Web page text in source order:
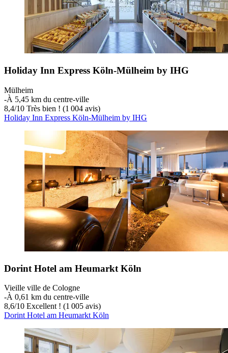
Holiday Inn Express Köln-Mülheim by IHG
Mülheim
‐À 5,45 km du centre-ville
8,4/10 Très bien ! (1 004 avis)
Holiday Inn Express Köln-Mülheim by IHG
Dorint Hotel am Heumarkt Köln
Vieille ville de Cologne
‐À 0,61 km du centre-ville
8,6/10 Excellent ! (1 005 avis)
Dorint Hotel am Heumarkt Köln